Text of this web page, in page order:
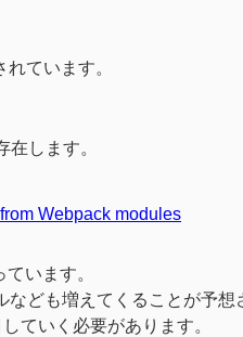
れています。
します。
Webpack modules
います。
ども増えてくることが予想
ていく必要があります。